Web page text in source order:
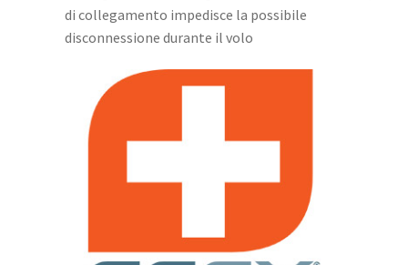
di collegamento impedisce la possibile
disconnessione durante il volo